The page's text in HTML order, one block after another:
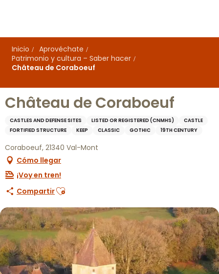
principal
Inicio
Aprovéchate
Patrimonio y cultura – Saber hacer
Château de Coraboeuf
Château de Coraboeuf
CASTLES AND DEFENSE SITES LISTED OR REGISTERED (CNMHS)
CASTLE
FORTIFIED STRUCTURE
KEEP CLASSIC GOTHIC 19TH CENTURY
Coraboeuf, 21340 Val-Mont
Cómo llegar
¡Voy en tren!
CompartirAjouter aux favoris